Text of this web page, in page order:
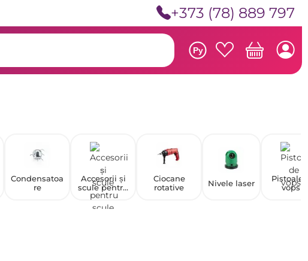
+373 (78) 889 797
Ру
Condensatoa
re
Accesorii și
scule pentru
scule
pneumatice
Ciocane
rotative
Nivele laser
Pistoale
vopsit